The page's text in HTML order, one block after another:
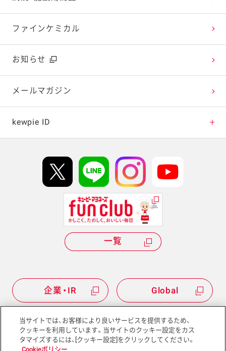
企業・IR Global
今日のレシピギャラリー
おたのしみコンテンツ
広告ギャラリー
テレビ・ラジオ
キャンペーン・イベント
ファインケミカル
お知らせ
メールマガジン
kewpie ID
Hi! kewpieについて
Qummyについて
一覧
サイトマップ サイトポリシー
当サイトでは、お客様により良いサービスを提供するため、
クッキーを利用しています。当サイトのクッキー設定をカス
タマイズするには、[クッキー設定]をクリックしてください。
Cookieポリシー